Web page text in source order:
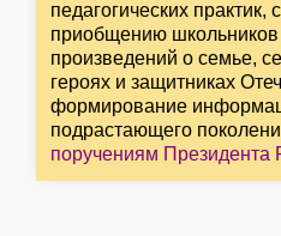
педагогических
приобщению школьников
произведений о семье,
героях и защитниках
формирование
подрастающего
поручениям Президента